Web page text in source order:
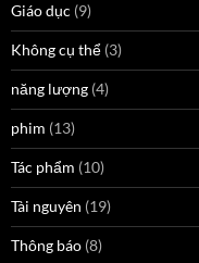
Giáo dục (9)
Không cụ thể (3)
năng lượng (4)
phim (13)
Tác phẩm (10)
Tài nguyên (19)
Thông báo (8)